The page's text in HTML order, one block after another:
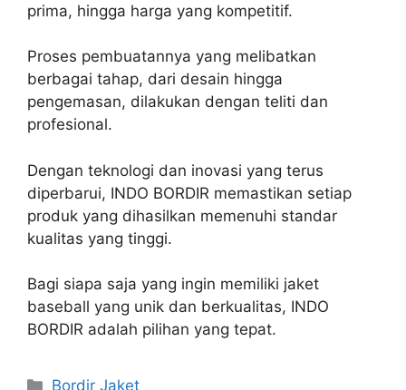
prima, hingga harga yang kompetitif.
Proses pembuatannya yang melibatkan
berbagai tahap, dari desain hingga
pengemasan, dilakukan dengan teliti dan
profesional.
Dengan teknologi dan inovasi yang terus
diperbarui, INDO BORDIR memastikan setiap
produk yang dihasilkan memenuhi standar
kualitas yang tinggi.
Bagi siapa saja yang ingin memiliki jaket
baseball yang unik dan berkualitas, INDO
BORDIR adalah pilihan yang tepat.
Kategori
Bordir Jaket